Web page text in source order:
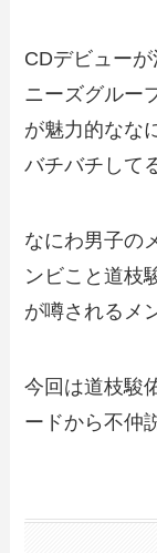
CDデビュー
ニーズグルー
が魅力的なな
バチバチして
なにわ男子の
ンビこと道枝
が噂されるメ
今回は道枝駿
ードから不仲